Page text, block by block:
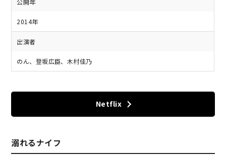
2014年
出演者
のん、登坂広臣、木村佳乃
Netflix
溺れるナイフ